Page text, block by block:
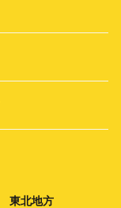
東北地方